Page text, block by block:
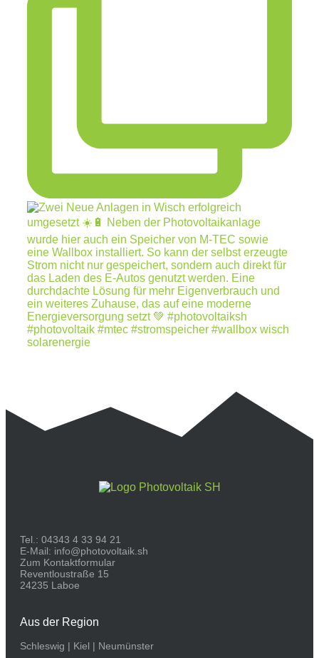
Tel.: 04343 4 33 94 21
E-Mail: info@photovoltaik.sh
Zum Kontaktformular
Reventloustraße 15
24235 Laboe
Aus der Region
Schleswig | Kiel | Neumünster